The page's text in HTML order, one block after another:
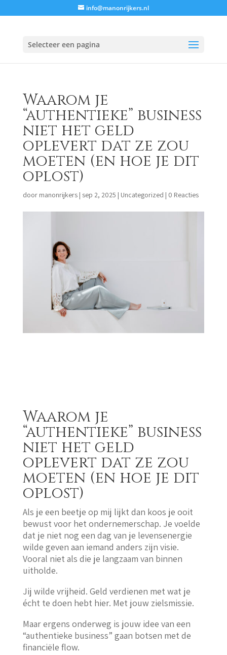
info@manonrijkers.nl
Selecteer een pagina
Waarom je
“authentieke” business
niet het geld
oplevert dat ze zou
moeten (en hoe je dit
oplost)
door manonrijkers| sep 2, 2025 | Uncategorized | 0 Reacties
Waarom je
“authentieke” business
niet het geld
oplevert dat ze zou
moeten (en hoe je dit
oplost)
Als je een beetje op mij lijkt dan koos je ooit
bewust voor het ondernemerschap. Je voelde
dat je niet nog een dag van je levensenergie
wilde geven aan iemand anders zijn visie.
Vooral niet als die je langzaam van binnen
uitholde.
Jij wilde vrijheid. Geld verdienen met wat je
écht te doen hebt hier. Met jouw zielsmissie.
Maar ergens onderweg is jouw idee van een
“authentieke business” gaan botsen met de
financiële flow.